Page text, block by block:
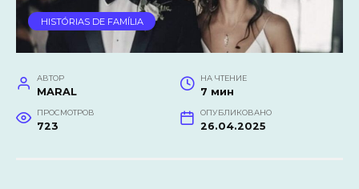
HISTÓRIAS DE FAMÍLIA
АВТОР
MARAL
НА ЧТЕНИЕ
7 мин
ПРОСМОТРОВ
723
ОПУБЛИКОВАНО
26.04.2025